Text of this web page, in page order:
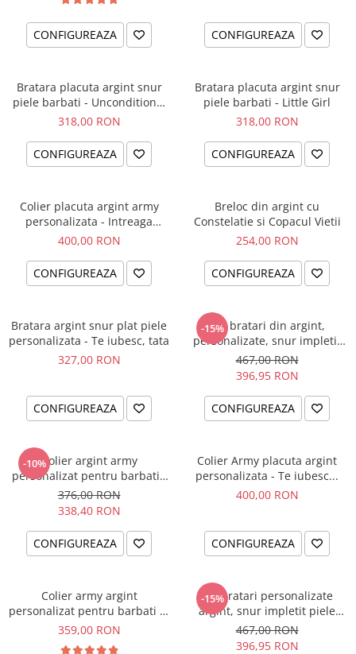
CONFIGUREAZA CONFIGUREAZA
Bratara placuta argint snur
piele barbati - Unconditional
Love
318,00 RON
CONFIGUREAZA
Bratara placuta argint snur
piele barbati - Little Girl
318,00 RON
CONFIGUREAZA
Colier placuta argint army
personalizata - Intreaga
lume...
400,00 RON
CONFIGUREAZA
Breloc din argint cu
Constelatie si Copacul Vietii
254,00 RON
CONFIGUREAZA
Bratara argint snur plat piele
personalizata - Te iubesc, tata
327,00 RON
CONFIGUREAZA
-15%
Set bratari din argint,
personalizate, snur impletit
piele - Family
467,00 RON
396,95 RON
CONFIGUREAZA
-10%Colier argint army
personalizat pentru barbati -
Busola iubirii
376,00 RON
338,40 RON
CONFIGUREAZA
Colier Army placuta argint
personalizata - Te iubesc...
400,00 RON
CONFIGUREAZA
Colier army argint
personalizat pentru barbati - I
am
359,00 RON
-15%
Set bratari personalizate
argint, snur impletit piele
naturala - Cadou Nunta
467,00 RON
396,95 RON